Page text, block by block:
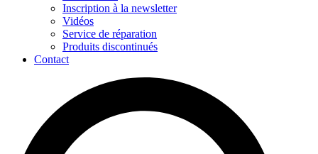
Inscription à la newsletter
Vidéos
Service de réparation
Produits discontinués
Contact